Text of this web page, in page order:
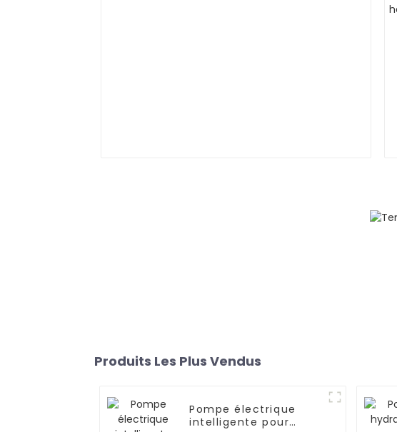
Produits Les Plus Vendus
Pompe électrique
intelligente pour